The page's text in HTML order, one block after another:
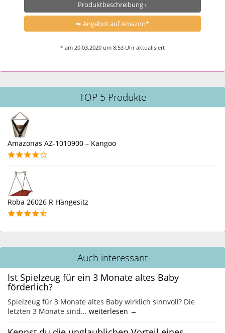
Produktbeschreibung ›
➥ Angebot auf Amazon*
* am 20.03.2020 um 8:53 Uhr aktualisiert
TOP 5 Produkte
Amazonas AZ-1010900 – Kangoo
Roba 26026 R Hängesitz
Auch interessant
Ist Spielzeug für ein 3 Monate altes Baby
förderlich?
Spielzeug für 3 Monate altes Baby wirklich sinnvoll? Die
letzten 3 Monate sind... weiterlesen →